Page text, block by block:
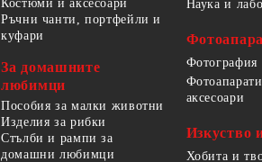
Костюми и аксесоари
Ръчни чанти, портфейли и
куфари
За домашните
любимци
Пособия за малки животни
Изделия за рибки
Стълби и рампи за
домашни любимци
Наука и
Фотография
аксесоари
Изкуство
Хобита и